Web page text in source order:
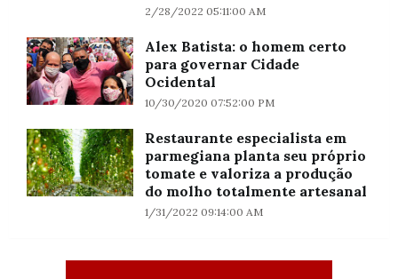
2/28/2022 05:11:00 AM
Alex Batista: o homem certo
para governar Cidade
Ocidental
10/30/2020 07:52:00 PM
Restaurante especialista em
parmegiana planta seu próprio
tomate e valoriza a produção
do molho totalmente artesanal
1/31/2022 09:14:00 AM